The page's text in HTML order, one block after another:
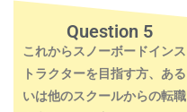
Question 5
これからスノーボードインス
トラクターを目指す方、ある
いは他のスクールからの転職